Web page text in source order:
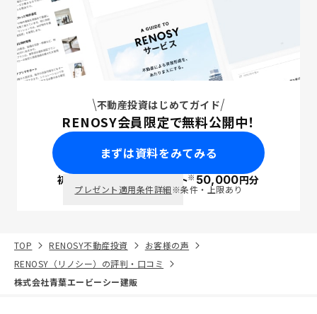
不動産投資はじめてガイド
RENOSY会員限定で無料公開中！
まずは資料をみてみる
初回面談で ポイント※50,000円分
プレゼント適用条件詳細※条件・上限あり
TOP RENOSY不動産投資
お客様の声
RENOSY（リノシー）の評判・口コミ
株式会社青葉エービーシー建販